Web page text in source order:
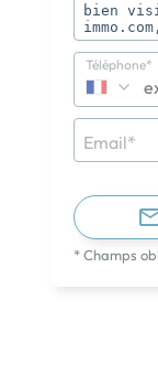
Téléphone*
Email*
* Champs